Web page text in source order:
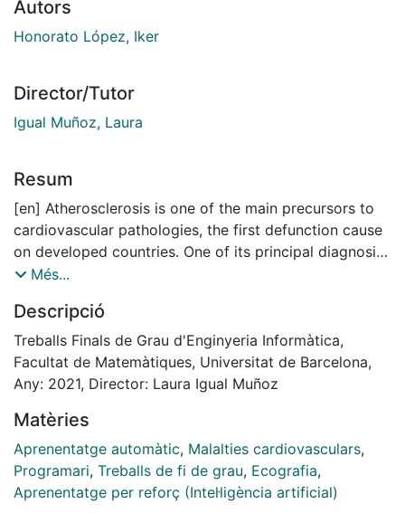
Autors
Honorato López, Iker
Director/Tutor
Igual Muñoz, Laura
Resum
[en] Atherosclerosis is one of the main precursors to
cardiovascular pathologies, the first defunction cause
on developed countries. One of its principal diagnosis
methodologies is carotid ultrasound images due to
cost and intrusivity. Nonetheless, these produce low
quality representations, which makes the diagnosis of
atherosclerotic plaques a laborious task. In spite of
that, other risk measurement methodologies exist. Risk
and medical data, assign the probability of an
individual to suffer a cardiovascular event. These
types of tables inherit their functionality from the
Framingham study, which analyzed data of United
Més...
Descripció
Treballs Finals de Grau d'Enginyeria Informàtica,
Facultat de Matemàtiques, Universitat de Barcelona,
Any: 2021, Director: Laura Igual Muñoz
Matèries
Aprenentatge automàtic, Malalties cardiovasculars,
Programari, Treballs de fi de grau, Ecografia,
Aprenentatge per reforç (Intel·ligència artificial)